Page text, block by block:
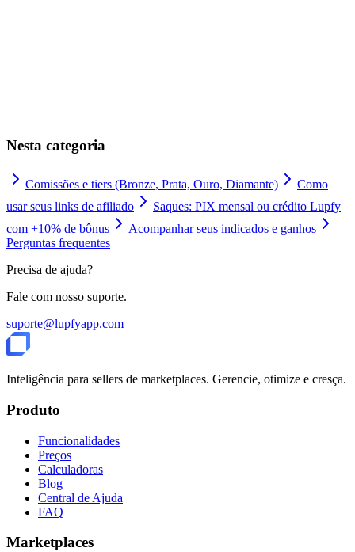
Nesta categoria
Comissões e tiers (Bronze, Prata, Ouro, Diamante)
Como
usar seus links de afiliado
Saques: PIX mensal ou crédito Lupfy
com +10% de bônus
Acompanhar seus indicados e ganhos
Perguntas frequentes
Precisa de ajuda?
Fale com nosso suporte.
suporte@lupfyapp.com
Inteligência para sellers de marketplaces. Gerencie, otimize e cresça.
Produto
Funcionalidades
Preços
Calculadoras
Blog
Central de Ajuda
FAQ
Marketplaces